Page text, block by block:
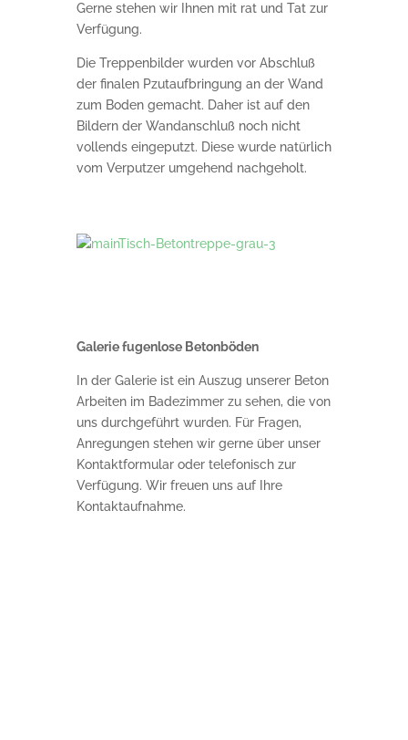
Gerne stehen wir Ihnen mit rat und Tat zur
Verfügung.
Die Treppenbilder wurden vor Abschluß
der finalen Pzutaufbringung an der Wand
zum Boden gemacht. Daher ist auf den
Bildern der Wandanschluß noch nicht
vollends eingeputzt. Diese wurde natürlich
vom Verputzer umgehend nachgeholt.
Galerie fugenlose Betonböden
In der Galerie ist ein Auszug unserer Beton
Arbeiten im Badezimmer zu sehen, die von
uns durchgeführt wurden. Für Fragen,
Anregungen stehen wir gerne über unser
Kontaktformular oder telefonisch zur
Verfügung. Wir freuen uns auf Ihre
Kontaktaufnahme.